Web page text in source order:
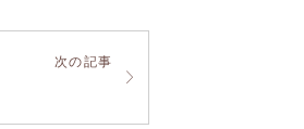
次の記事